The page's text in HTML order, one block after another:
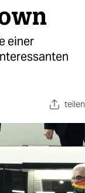
einer
teilen